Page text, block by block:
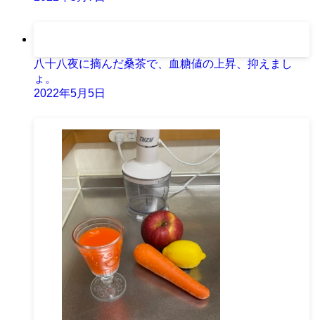
八十八夜に摘んだ桑茶で、血糖値の上昇、抑えまし
ょ。
2022年5月5日